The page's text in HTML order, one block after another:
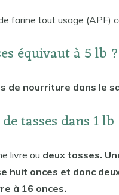
farine tout usage (APF)
équivaut à 5 lb ?
de nourriture dans le
tasses dans 1 lb
livre ou deux tasses.
huit onces et donc
à 16 onces.